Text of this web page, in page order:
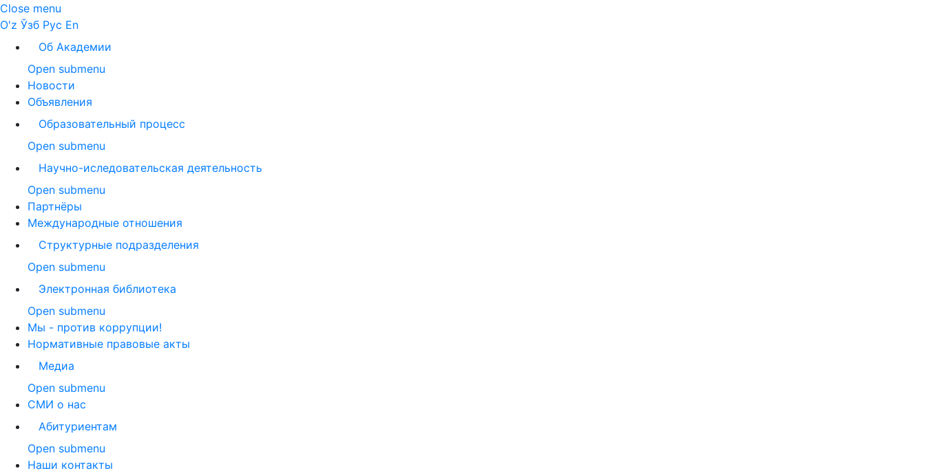
Close menu
O'z Ўзб Рус En
Об Академии
Open submenu
Новости
Объявления
Образовательный процесс
Open submenu
Научно-иследовательская деятельность
Open submenu
Партнёры
Международные отношения
Структурные подразделения
Open submenu
Электронная библиотека
Open submenu
Мы - против коррупции!
Нормативные правовые акты
Медиа
Open submenu
СМИ о нас
Абитуриентам
Open submenu
Наши контакты